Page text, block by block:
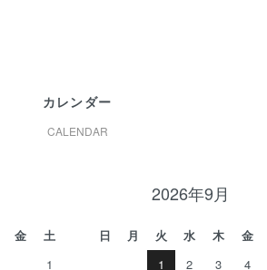
カレンダー
CALENDAR
金
土
1
2026年9月
日 月 火 水 木
金
1
2 3
4